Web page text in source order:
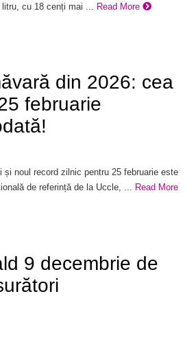
cu 18 cenți mai ...
Read More
din 2026: cea
februarie
noul record zilnic pentru 25 februarie este
de referință de la Uccle, ... Read More
9 decembrie de